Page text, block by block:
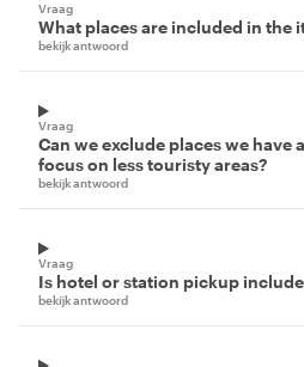
Vraag
What places are included in the
bekijk antwoord
Vraag
Can we exclude places we have
focus on less touristy areas?
bekijk antwoord
Vraag
Is hotel or station pickup
bekijk antwoord